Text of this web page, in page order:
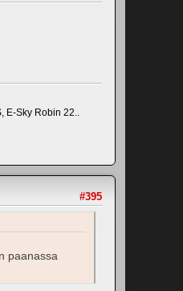
Sky Robin 22..
#395
paanassa